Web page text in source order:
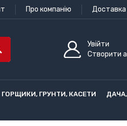
Про компанію Доставка
Увійти
Створити
ГОРЩИКИ, ГРУНТИ, КАСЕТИ